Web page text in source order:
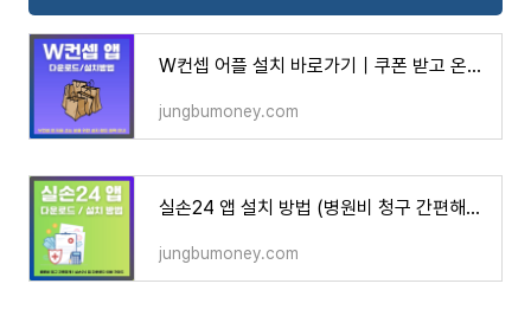
W컨셉 어플 설치 바로가기｜쿠폰 받고 온라인 쇼핑 시작
jungbumoney.com
실손24 앱 설치 방법 (병원비 청구 간편해보기)
jungbumoney.com